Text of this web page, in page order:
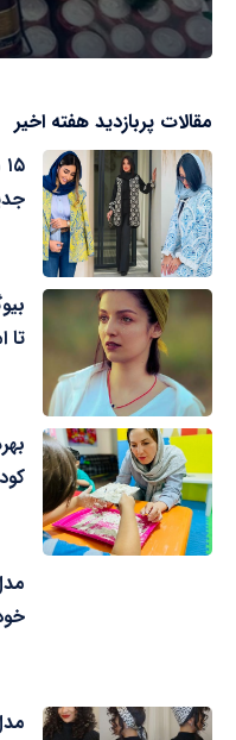
مقالات پربازدید هفته اخیر
تا